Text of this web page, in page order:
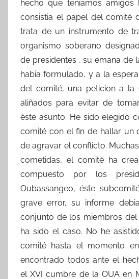
hecho que teniamos amigos
consistia el papel del comité
trata de un instrumento de
organismo soberano
de presidentes , su emana de
habia formulado, y a la
del comité, una peticion a
aliñados para evitar de
éste asunto. He sido elegido
comité con el fin de hallar un
de agravar el conflicto.
cometidas, el comité ha
compuesto por los
Oubassangeo, éste
grave error, su informe
conjunto de los miembros
ha sido el caso. No he
comité hasta el momento
encontrado todos ante el
el XVI cumbre de la OUA en